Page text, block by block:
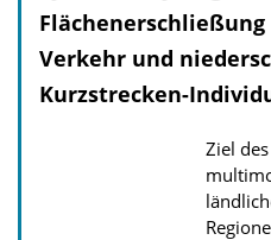
t
i
o
o
a
d
z
u
r
Verkehr und
Kurzstrecken-
Ziel